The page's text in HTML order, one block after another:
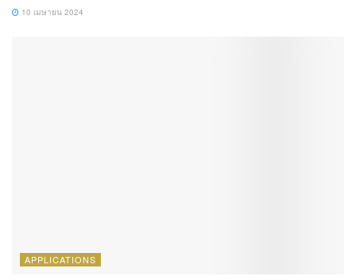
10 เมษายน 2024
APPLICATIONS